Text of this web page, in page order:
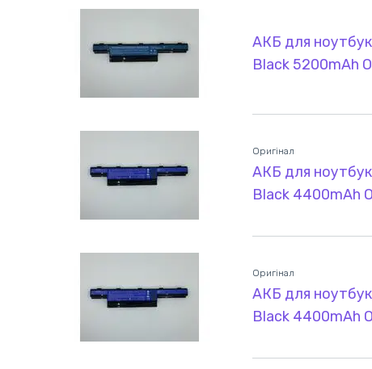
АКБ для
Black 5200mAh
Оригінал
АКБ для
Black 4400mAh
Оригінал
АКБ для
Black 4400mAh